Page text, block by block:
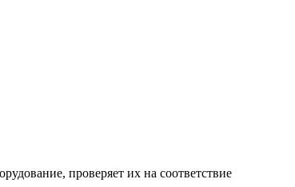
проверяет их на соответствие